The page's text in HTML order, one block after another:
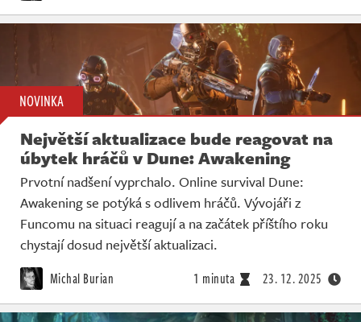
NOVINKA
Největší aktualizace bude reagovat na
úbytek hráčů v Dune: Awakening
Prvotní nadšení vyprchalo. Online survival Dune:
Awakening se potýká s odlivem hráčů. Vývojáři z
Funcomu na situaci reagují a na začátek příštího roku
chystají dosud největší aktualizaci.
Michal Burian 1 minuta 23. 12. 2025